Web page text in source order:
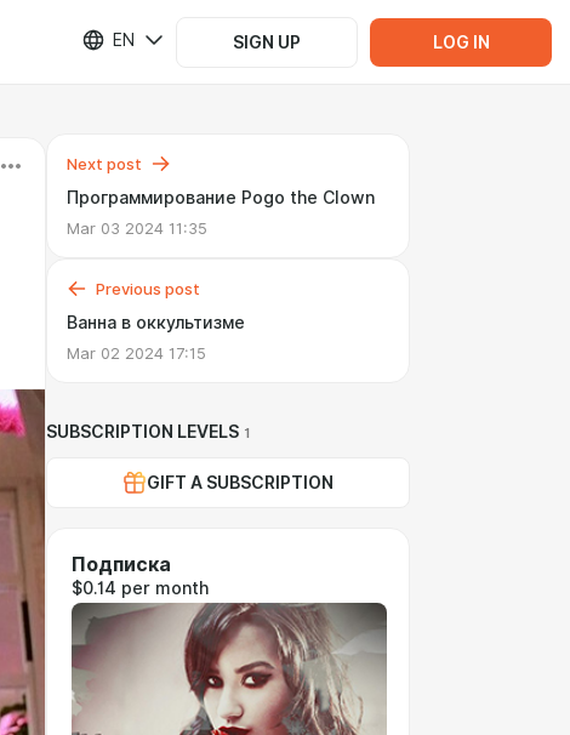
EN SIGN UP LOG IN
Next post
Программирование Pogo the Clown
Mar 03 2024 11:35
Previous post
Ванна в оккультизме
Mar 02 2024 17:15
SUBSCRIPTION LEVELS 1
GIFT A SUBSCRIPTION
Подписка
$0.14 per month